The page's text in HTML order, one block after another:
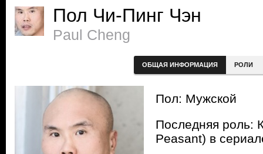
Пол Чи-Пинг Чэн
Paul Cheng
ОБЩАЯ ИНФОРМАЦИЯ РОЛИ
Пол: Мужской
Последняя роль:
Peasant) в